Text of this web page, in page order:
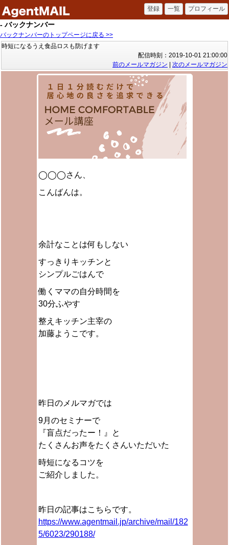
- バックナンバー
バックナンバーのトップページに戻る >>
時短になるうえ食品ロスも防げます
配信時刻：2019-10-01 21:00:00
前のメールマガジン
次のメールマガジン
◯◯◯さん、
こんばんは。
余計なことは何もしない
すっきりキッチンと
シンプルごはんで
働くママの自分時間を
30分ふやす
整えキッチン主宰の
加藤ようこです。
昨日のメルマガでは
9月のセミナーで
『盲点だったー！』と
たくさんお声をたくさんいただいた
時短になるコツを
ご紹介しました。
昨日の記事はこちらです。
https://www.agentmail.jp/archive/mail/182
5/6023/290188/